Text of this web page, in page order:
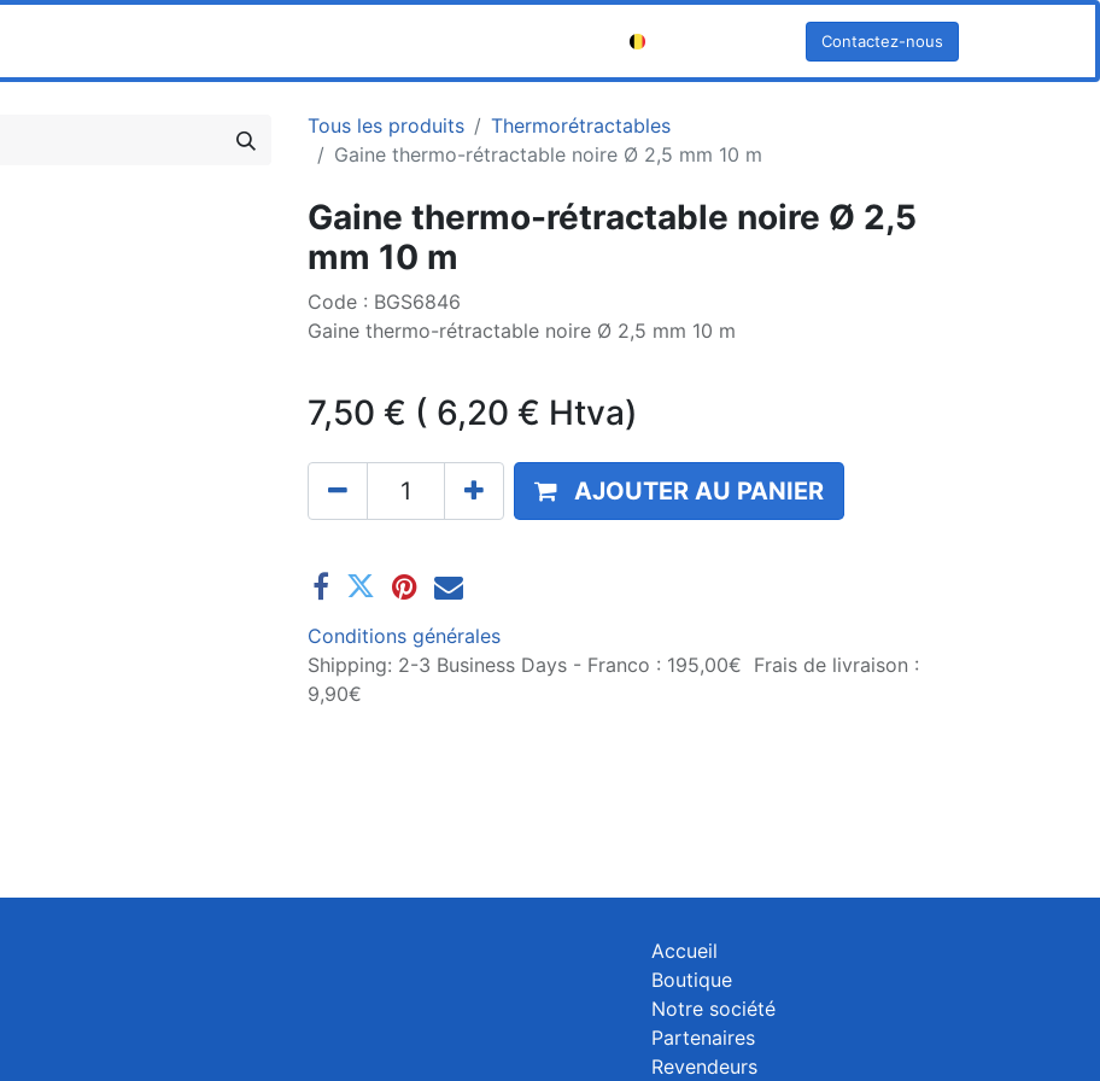
Contactez-nous
Tous les produits
Thermorétractables
Gaine thermo-rétractable noire Ø 2,5 mm 10 m
Gaine thermo-rétractable noire Ø 2,5
mm 10 m
Code : BGS6846
Gaine thermo-rétractable noire Ø 2,5 mm 10 m
7,50 € ( 6,20 € Htva)
AJOUTER AU PANIER
Conditions générales
Shipping: 2-3 Business Days - Franco : 195,00€ Frais de livraison :
9,90€
Accueil
Boutique
Notre société
Partenaires
Revendeurs